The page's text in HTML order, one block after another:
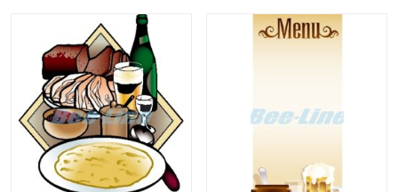
Mad, drikke
Mærkedage
Marked, kræmmere
Mennesker
Nationalflag, verdenskort
Natur
Nytår
Påske